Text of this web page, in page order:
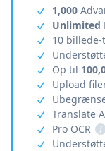
1,000
Unlimited
10
Op til
Upload
Translate
Pro OCR
i